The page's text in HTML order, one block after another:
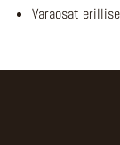
Varaosat